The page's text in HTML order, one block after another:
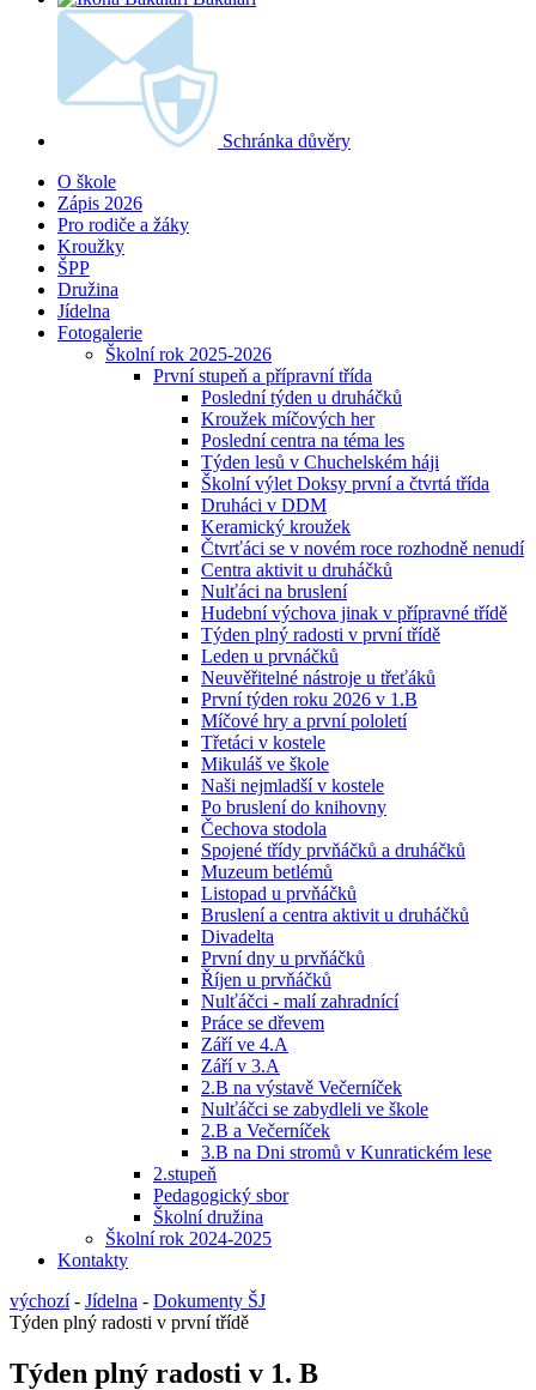
Schránka důvěry
O škole
Zápis 2026
Pro rodiče a žáky
Kroužky
ŠPP
Družina
Jídelna
Fotogalerie
Školní rok 2025-2026
První stupeň a přípravní třída
Poslední týden u druháčků
Kroužek míčových her
Poslední centra na téma les
Týden lesů v Chuchelském háji
Školní výlet Doksy první a čtvrtá třída
Druháci v DDM
Keramický kroužek
Čtvrťáci se v novém roce rozhodně nenudí
Centra aktivit u druháčků
Nulťáci na bruslení
Hudební výchova jinak v přípravné třídě
Týden plný radosti v první třídě
Leden u prvnáčků
Neuvěřitelné nástroje u třeťáků
První týden roku 2026 v 1.B
Míčové hry a první pololetí
Třetáci v kostele
Mikuláš ve škole
Naši nejmladší v kostele
Po bruslení do knihovny
Čechova stodola
Spojené třídy prvňáčků a druháčků
Muzeum betlémů
Listopad u prvňáčků
Bruslení a centra aktivit u druháčků
Divadelta
První dny u prvňáčků
Říjen u prvňáčků
Nulťáčci - malí zahradnící
Práce se dřevem
Září ve 4.A
Září v 3.A
2.B na výstavě Večerníček
Nulťáčci se zabydleli ve škole
2.B a Večerníček
3.B na Dni stromů v Kunratickém lese
2.stupeň
Pedagogický sbor
Školní družina
Školní rok 2024-2025
Kontakty
výchozí- Jídelna - Dokumenty ŠJ
Týden plný radosti v první třídě
Týden plný radosti v 1. B